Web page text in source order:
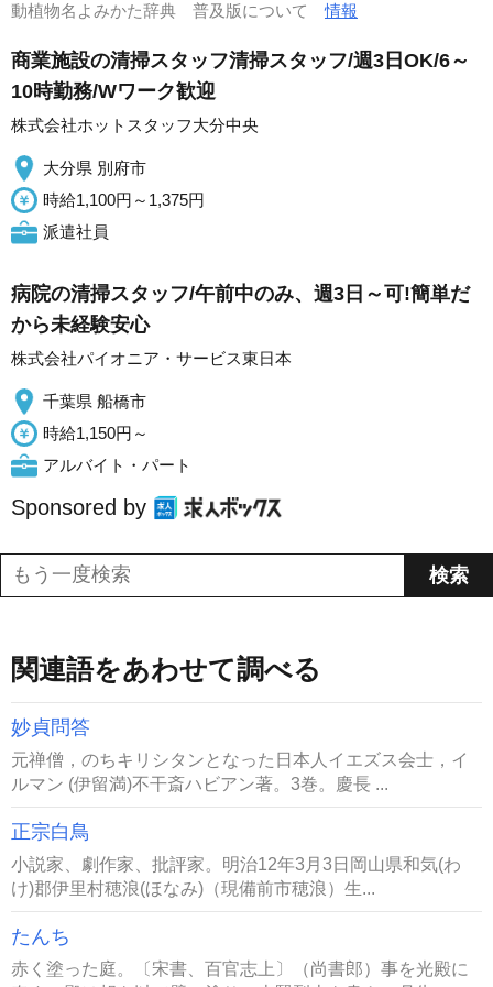
動植物名よみかた辞典 普及版について情報
商業施設の清掃スタッフ清掃スタッフ/週3日OK/6～
10時勤務/Wワーク歓迎
株式会社ホットスタッフ大分中央
大分県 別府市
時給1,100円～1,375円
派遣社員
病院の清掃スタッフ/午前中のみ、週3日～可!簡単だ
から未経験安心
株式会社パイオニア・サービス東日本
千葉県 船橋市
時給1,150円～
アルバイト・パート
Sponsored by
関連語をあわせて調べる
妙貞問答
元禅僧，のちキリシタンとなった日本人イエズス会士，イ
ルマン (伊留満)不干斎ハビアン著。3巻。慶長 ...
正宗白鳥
小説家、劇作家、批評家。明治12年3月3日岡山県和気(わ
け)郡伊里村穂浪(ほなみ)（現備前市穂浪）生...
たんち
赤く塗った庭。〔宋書、百官志上〕（尚書郎）事を光殿に